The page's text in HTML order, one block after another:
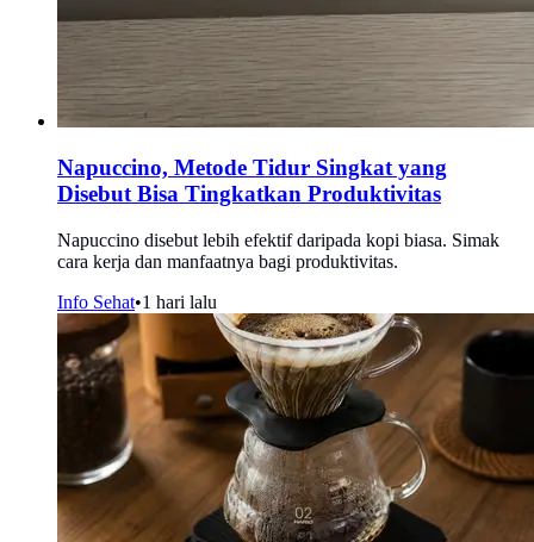
Napuccino, Metode Tidur Singkat yang
Disebut Bisa Tingkatkan Produktivitas
Napuccino disebut lebih efektif daripada kopi biasa. Simak
cara kerja dan manfaatnya bagi produktivitas.
Info Sehat•1 hari lalu